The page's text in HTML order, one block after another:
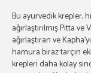
Bu ayurvedik krepler,
ağırlaştırılmış Pitta
ağırlaştıran ve
hamura biraz tarçın
krepleri daha kolay